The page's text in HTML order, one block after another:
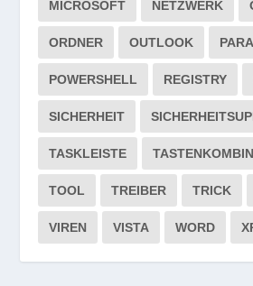
MICROSOFT NETZWERK
ORDNER OUTLOOK
POWERSHELL REGISTRY
SICHERHEIT
TASKLEISTE
TOOL TREIBER TRICK
VIREN VISTA WORD